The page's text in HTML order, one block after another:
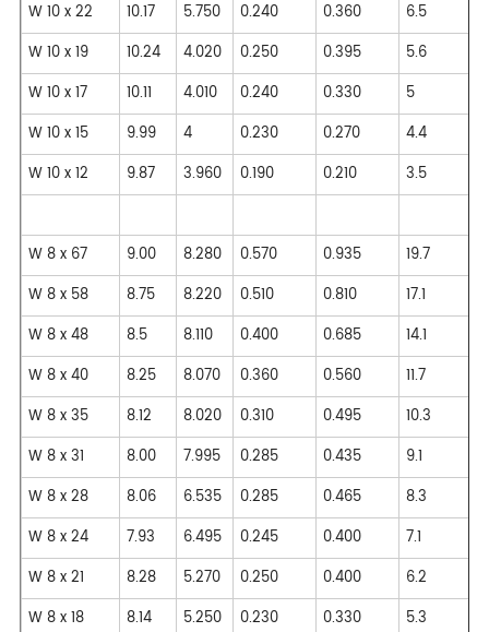
W 10 x 22
10.17 5.750 0.240 0.360 6.5
W 10 x 19
10.24 4.020 0.250 0.395 5.6
W 10 x 17
10.11 4.010 0.240 0.330 5
W 10 x 15
9.99 4 0.230 0.270 4.4
W 10 x 12
9.87 3.960 0.190 0.210 3.5
W 8 x 67 9.00 8.280 0.570 0.935 19.7
W 8 x 58
8.75 8.220 0.510 0.810 17.1
W 8 x 48
8.5 8.110 0.400 0.685 14.1
W 8 x 40
8.25 8.070 0.360 0.560 11.7
W 8 x 35
8.12 8.020 0.310 0.495 10.3
W 8 x 31
8.00 7.995 0.285 0.435 9.1
W 8 x 28
8.06 6.535 0.285 0.465 8.3
W 8 x 24
7.93 6.495 0.245 0.400 7.1
W 8 x 21
8.28 5.270 0.250 0.400 6.2
W 8 x 18
8.14 5.250 0.230 0.330 5.3